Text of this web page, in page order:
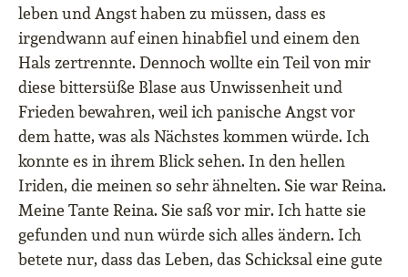
leben und Angst haben zu müssen, dass es
irgendwann auf einen hinabfiel und einem den
Hals zertrennte. Dennoch wollte ein Teil von mir
diese bittersüße Blase aus Unwissenheit und
Frieden bewahren, weil ich panische Angst vor
dem hatte, was als Nächstes kommen würde. Ich
konnte es in ihrem Blick sehen. In den hellen
Iriden, die meinen so sehr ähnelten. Sie war Reina.
Meine Tante Reina. Sie saß vor mir. Ich hatte sie
gefunden und nun würde sich alles ändern. Ich
betete nur, dass das Leben, das Schicksal eine gute